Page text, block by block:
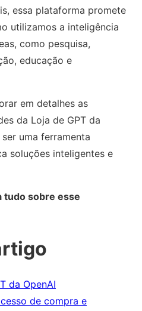
essa plataforma promete
utilizamos a inteligência
como pesquisa,
educação e
em detalhes as
da Loja de GPT da
uma ferramenta
soluções inteligentes e
tudo sobre esse
da OpenAI
de compra e